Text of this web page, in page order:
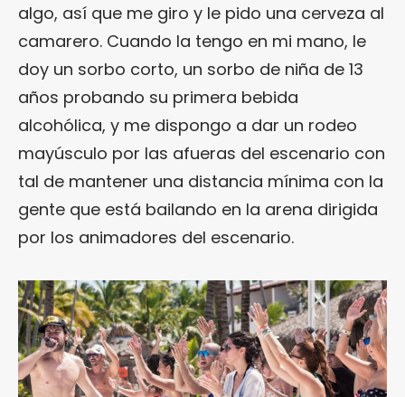
algo, así que me giro y le pido una cerveza al
camarero. Cuando la tengo en mi mano, le
doy un sorbo corto, un sorbo de niña de 13
años probando su primera bebida
alcohólica, y me dispongo a dar un rodeo
mayúsculo por las afueras del escenario con
tal de mantener una distancia mínima con la
gente que está bailando en la arena dirigida
por los animadores del escenario.